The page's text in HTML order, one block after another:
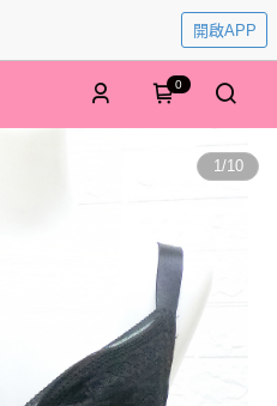
開啟APP
0
1/10